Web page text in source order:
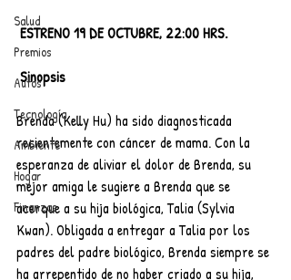
Salud
Premios
Autos
Tecnología
Ambiente
Hogar
Finanzas
ESTRENO 19 DE OCTUBRE, 22:00 HRS.
Sinopsis
Brenda (Kelly Hu) ha sido diagnosticada
recientemente con cáncer de mama. Con la
esperanza de aliviar el dolor de Brenda, su
mejor amiga le sugiere a Brenda que se
acerque a su hija biológica, Talia (Sylvia
Kwan). Obligada a entregar a Talia por los
padres del padre biológico, Brenda siempre se
ha arrepentido de no haber criado a su hija,